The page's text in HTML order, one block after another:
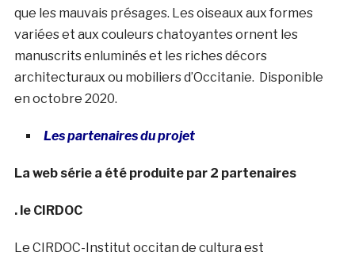
que les mauvais présages. Les oiseaux aux formes
variées et aux couleurs chatoyantes ornent les
manuscrits enluminés et les riches décors
architecturaux ou mobiliers d’Occitanie. Disponible
en octobre 2020.
Les partenaires du projet
La web série a été produite par 2 partenaires
. le CIRDOC
Le CIRDOC-Institut occitan de cultura est